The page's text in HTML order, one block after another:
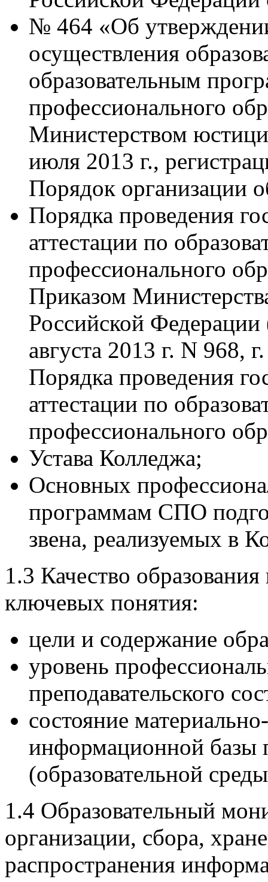
№ 464 «Об
осуществления
образовательным
профессионального
Министерством
июля 2013 г.,
Порядок организации
Порядка проведения
аттестации по
профессионального
Приказом
Российской
августа 2013 г. N 968,
Порядка проведения
аттестации по
профессионального
Устава Колледжа;
Основных
программам СПО
звена, реализуемых в
1.3 Качество
ключевых понятия:
цели и содержание
уровень
преподавательского
состояние
информационной базы
(образовательной
1.4 Образовательный
организации, сбора,
распространения